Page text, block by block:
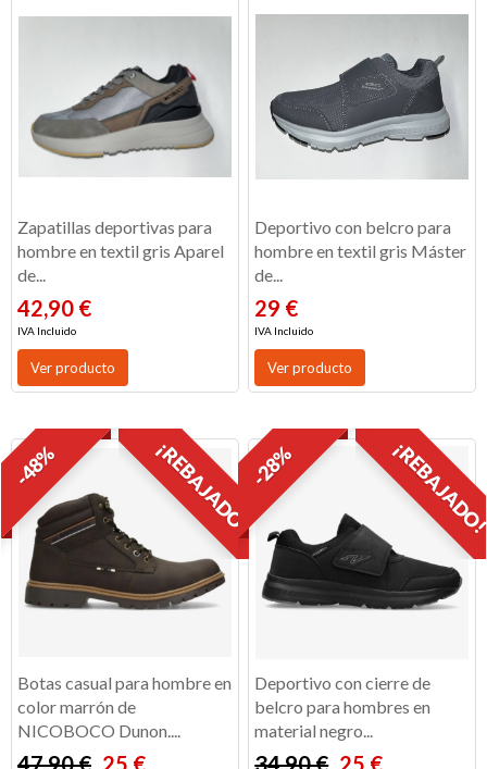
Zapatillas deportivas para
hombre en textil gris Aparel
de...
42,90 €
IVA Incluido
Ver producto
Deportivo con belcro para
hombre en textil gris Máster
de...
29 €
IVA Incluido
Ver producto
¡REBAJADO!
-48%
Botas casual para hombre en
color marrón de
NICOBOCO Dunon....
47,90 € 25 €
-28%
Deportivo con cierre de
belcro para hombres en
material negro...
34,90 € 25 €